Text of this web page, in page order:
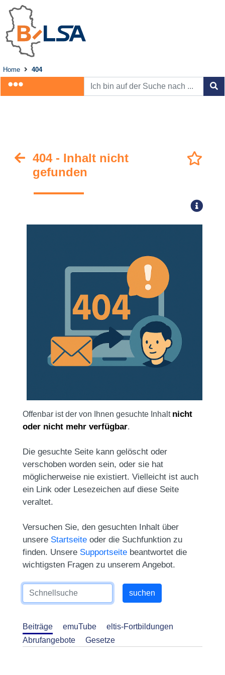
Home 404
404 - Inhalt nicht
gefunden
Offenbar ist der von Ihnen gesuchte Inhalt nicht
oder nicht mehr verfügbar.
Die gesuchte Seite kann gelöscht oder
verschoben worden sein, oder sie hat
möglicherweise nie existiert. Vielleicht ist auch
ein Link oder Lesezeichen auf diese Seite
veraltet.
Versuchen Sie, den gesuchten Inhalt über
unsere Startseite oder die Suchfunktion zu
finden. Unsere Supportseite beantwortet die
wichtigsten Fragen zu unserem Angebot.
Beiträge emuTube
eltis-Fortbildungen
Abrufangebote
Gesetze